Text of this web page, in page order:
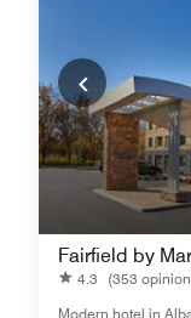
Fairfield by
4.3 (353
Modern hotel in